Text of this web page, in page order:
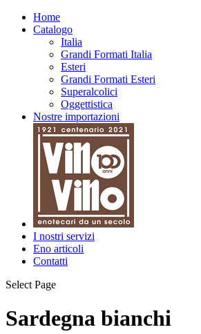
Home
Catalogo
Italia
Grandi Formati Italia
Esteri
Grandi Formati Esteri
Superalcolici
Oggettistica
Nostre importazioni
I nostri servizi
Eno articoli
Contatti
Select Page
Sardegna bianchi